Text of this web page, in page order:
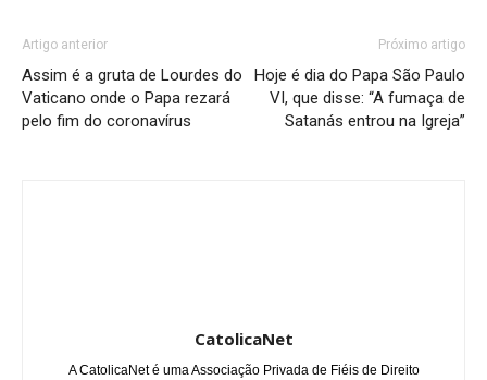
Artigo anterior
Assim é a gruta de Lourdes do
Vaticano onde o Papa rezará
pelo fim do coronavírus
Próximo artigo
Hoje é dia do Papa São Paulo
VI, que disse: “A fumaça de
Satanás entrou na Igreja”
CatolicaNet
A CatolicaNet é uma Associação Privada de Fiéis de Direito